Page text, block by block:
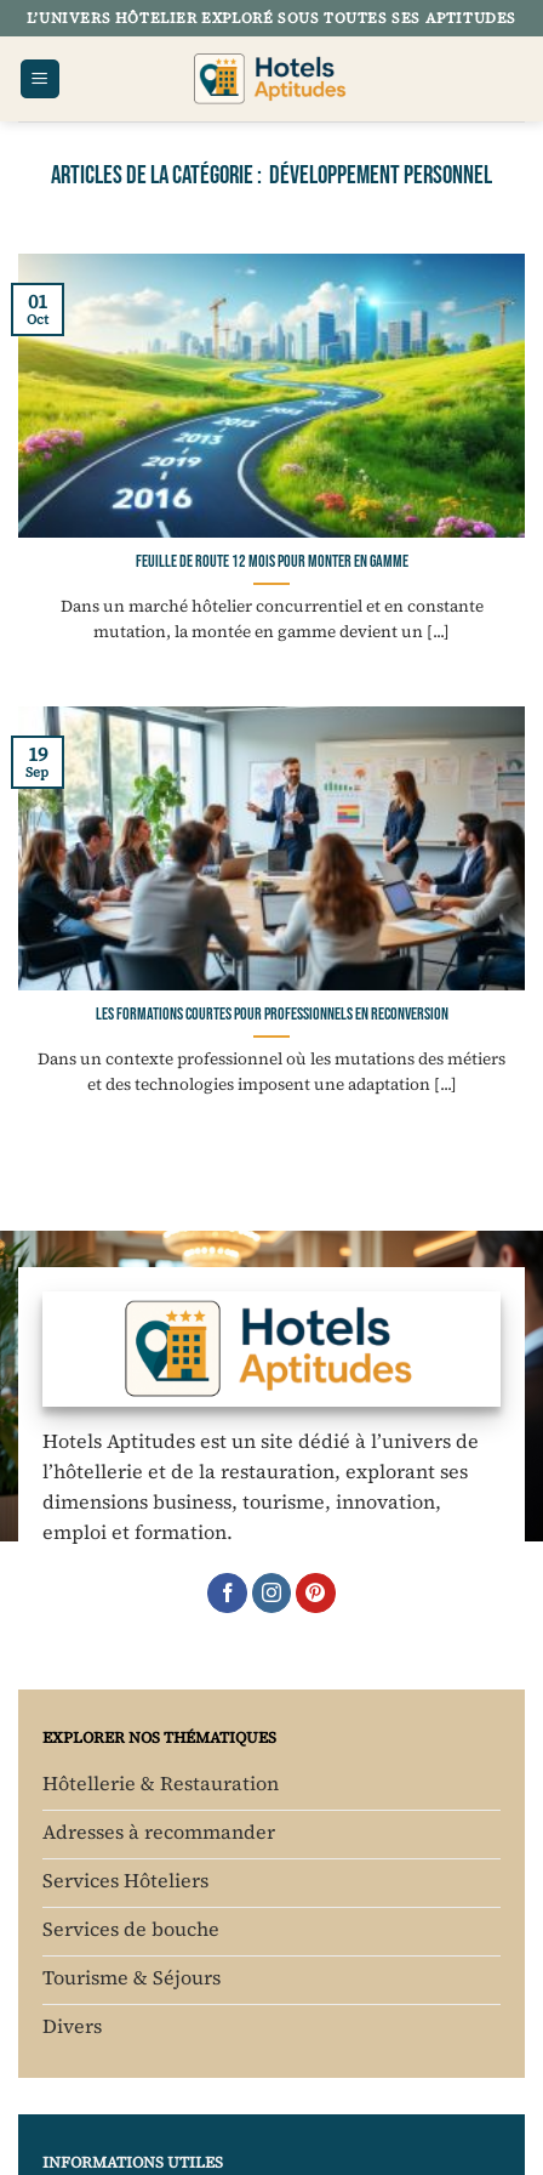
Passer
au
contenu
L’UNIVERS HÔTELIER EXPLORÉ SOUS TOUTES SES APTITUDES
DÉVELOPPEMENT PERSONNEL
Feuille de route 12 mois pour monter en gamme
Dans un marché hôtelier concurrentiel et en constante
mutation, la montée en gamme devient un [...]
01
Oct
Les formations courtes pour professionnels en reconversion
Dans un contexte professionnel où les mutations des métiers
et des technologies imposent une adaptation [...]
19
Sep
Hotels Aptitudes est un site dédié à l’univers de
l’hôtellerie et de la restauration, explorant ses
dimensions business, tourisme, innovation,
emploi et formation.
EXPLORER NOS THÉMATIQUES
Hôtellerie & Restauration
Adresses à recommander
Services Hôteliers
Services de bouche
Tourisme & Séjours
Divers
INFORMATIONS UTILES